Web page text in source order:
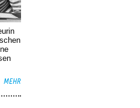
MEHR